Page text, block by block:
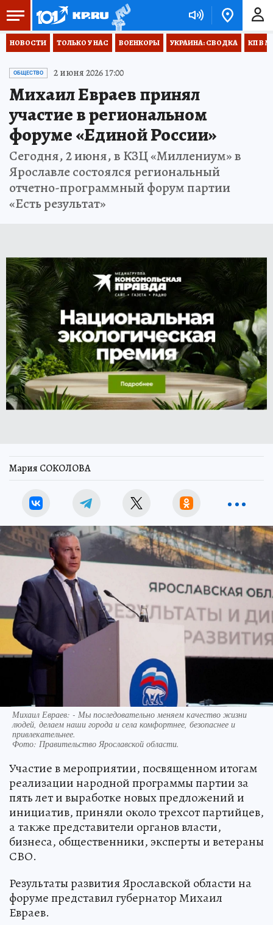
НОВОСТИ ТОЛЬКО У НАС ВОЕНКОРЫ УКРАИНА: СВОДКА КП В
ОБЩЕСТВО 2 июня 2026 17:00
Михаил Евраев принял
участие в региональном
форуме «Единой России»
Сегодня, 2 июня, в КЗЦ «Миллениум» в
Ярославле состоялся региональный
отчетно-программный форум партии
«Есть результат»
Мария СОКОЛОВА
Михаил Евраев: - Мы последовательно меняем качество жизни
людей, делаем наши города и села комфортнее, безопаснее и
привлекательнее.
Фото: Правительство Ярославской области.
Участие в мероприятии, посвященном итогам
реализации народной программы партии за
пять лет и выработке новых предложений и
инициатив, приняли около трехсот партийцев,
а также представители органов власти,
бизнеса, общественники, эксперты и ветераны
СВО.
Результаты развития Ярославской области на
форуме представил губернатор Михаил
Евраев.